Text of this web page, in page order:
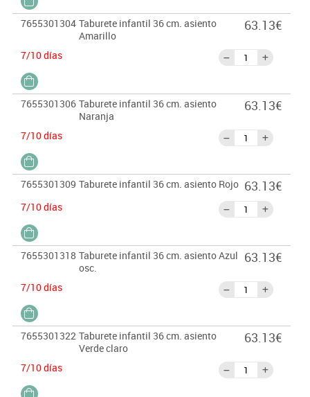
7655301304 Taburete infantil 36 cm. asiento
Amarillo
7/10 días
63.13€
7655301306 Taburete infantil 36 cm. asiento
Naranja
7/10 días
63.13€
7655301309 Taburete infantil 36 cm. asiento Rojo
7/10 días
63.13€
7655301318 Taburete infantil 36 cm. asiento Azul
osc.
7/10 días
63.13€
7655301322 Taburete infantil 36 cm. asiento
Verde claro
7/10 días
63.13€